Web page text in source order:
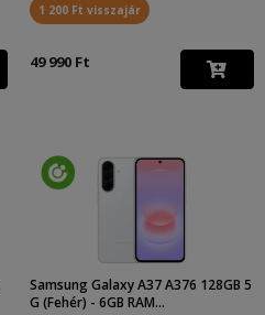
1 200 Ft visszajár
49 990 Ft
Samsung Galaxy A37 A376 128GB 5
G (Fehér) - 6GB RAM...